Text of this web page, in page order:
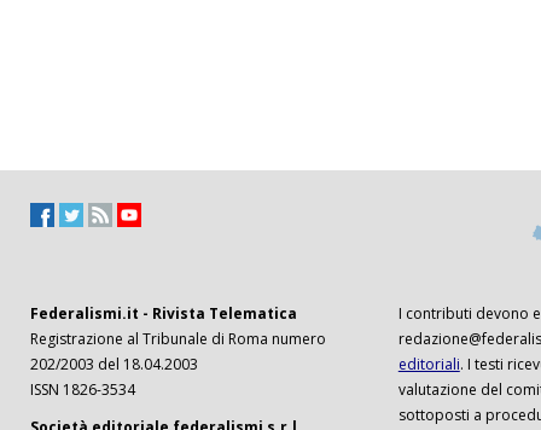
Federalismi.it - Rivista Telematica
Registrazione al Tribunale di Roma numero
202/2003 del 18.04.2003
ISSN 1826-3534
I contributi devono
editoriali. I testi
valutazione del
sottoposti a